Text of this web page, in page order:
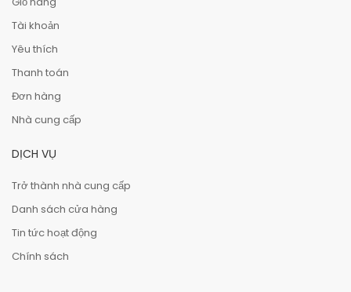
Tài khoản
Yêu thích
Thanh toán
Đơn hàng
Nhà cung cấp
DỊCH VỤ
Trở thành nhà cung cấp
Danh sách cửa hàng
Tin tức hoạt động
Chính sách